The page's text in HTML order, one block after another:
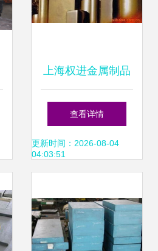
上海权进金属制品
模具钢产品列表
查看详情
更新时间：2026-08-04
04:03:51